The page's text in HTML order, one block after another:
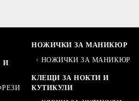
И
НОЖИЧКИ ЗА МАНИКЮР
НОЖИЧКИ ЗА МАНИКЮР
КЛЕЩИ ЗА НОКТИ И
КУТИКУЛИ